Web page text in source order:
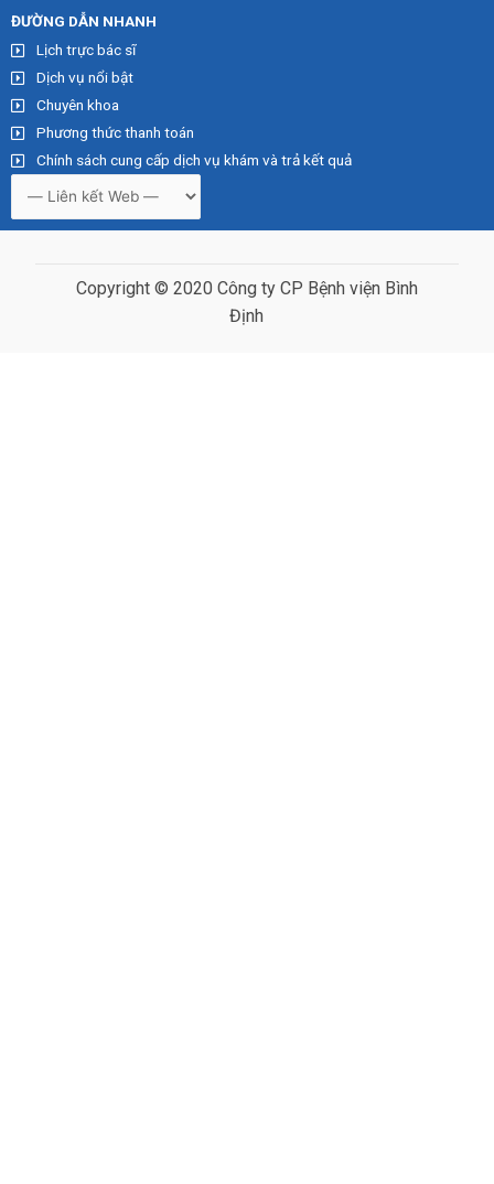
ĐƯỜNG DẪN NHANH
Lịch trực bác sĩ
Dịch vụ nổi bật
Chuyên khoa
Phương thức thanh toán
Chính sách cung cấp dịch vụ khám và trả kết quả
Copyright © 2020 Công ty CP Bệnh viện Bình
Định